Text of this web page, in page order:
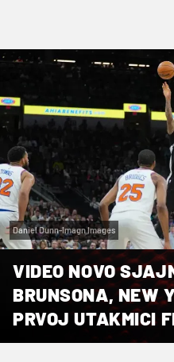
Daniel Dunn-Imagn Images
VIDEO NOVO
BRUNSONA, NEW
PRVOJ UTAKMICI